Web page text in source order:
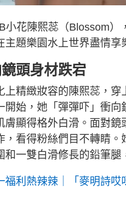
小花陳熙蕊（Blossom
主題樂園水上世界盡情
頭身材跌宕
上精緻妝容的陳熙蕊，
開始，她「彈彈吓」衝
膚顯得格外白滑。面對
，看得粉絲們目不轉睛
和一雙白滑修長的鉛筆腿
福利熱辣辣｜「麥明詩